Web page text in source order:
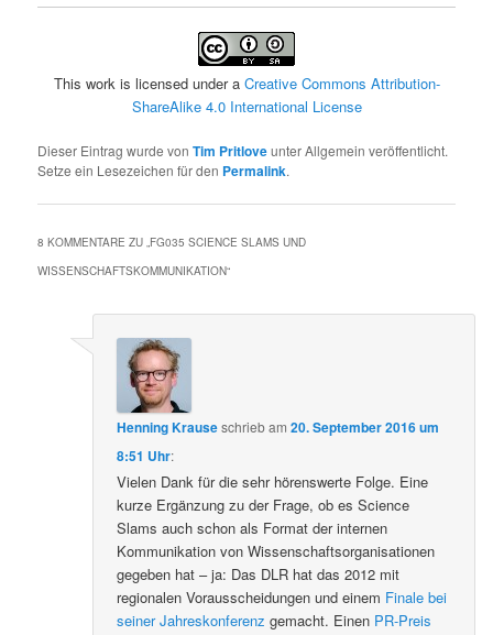
This work is licensed under a Creative Commons Attribution-
ShareAlike 4.0 International License
Dieser Eintrag wurde vonTim Pritloveunter Allgemein veröffentlicht.
Setze ein Lesezeichen für den Permalink.
8 KOMMENTARE ZU „FG035 SCIENCE SLAMS UND
WISSENSCHAFTSKOMMUNIKATION“
Henning Krauseschriebam20. September 2016 um
8:51 Uhr:
Vielen Dank für die sehr hörenswerte Folge. Eine
kurze Ergänzung zu der Frage, ob es Science
Slams auch schon als Format der internen
Kommunikation von Wissenschaftsorganisationen
gegeben hat – ja: Das DLR hat das 2012 mit
regionalen Vorausscheidungen und einem Finale bei
seiner Jahreskonferenz gemacht. Einen PR-Preis